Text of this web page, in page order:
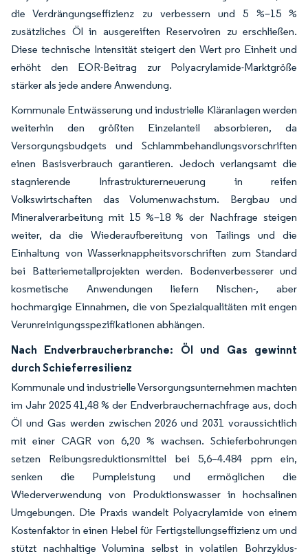
die Verdrängungseffizienz zu verbessern und 5 %–15 %
zusätzliches Öl in ausgereiften Reservoiren zu erschließen.
Diese technische Intensität steigert den Wert pro Einheit und
erhöht den EOR-Beitrag zur Polyacrylamide-Marktgröße
stärker als jede andere Anwendung.
Kommunale Entwässerung und industrielle Kläranlagen werden
weiterhin den größten Einzelanteil absorbieren, da
Versorgungsbudgets und Schlammbehandlungsvorschriften
einen Basisverbrauch garantieren. Jedoch verlangsamt die
stagnierende Infrastrukturerneuerung in reifen
Volkswirtschaften das Volumenwachstum. Bergbau und
Mineralverarbeitung mit 15 %–18 % der Nachfrage steigen
weiter, da die Wiederaufbereitung von Tailings und die
Einhaltung von Wasserknappheitsvorschriften zum Standard
bei Batteriemetallprojekten werden. Bodenverbesserer und
kosmetische Anwendungen liefern Nischen-, aber
hochmargige Einnahmen, die von Spezialqualitäten mit engen
Verunreinigungsspezifikationen abhängen.
Nach Endverbraucherbranche: Öl und Gas gewinnt
durch Schieferresilienz
Kommunale und industrielle Versorgungsunternehmen machten
im Jahr 2025 41,48 % der Endverbrauchernachfrage aus, doch
Öl und Gas werden zwischen 2026 und 2031 voraussichtlich
mit einer CAGR von 6,20 % wachsen. Schieferbohrungen
setzen Reibungsreduktionsmittel bei 5,6–4.484 ppm ein,
senken die Pumpleistung und ermöglichen die
Wiederverwendung von Produktionswasser in hochsalinen
Umgebungen. Die Praxis wandelt Polyacrylamide von einem
Kostenfaktor in einen Hebel für Fertigstellungseffizienz um und
stützt nachhaltige Volumina selbst in volatilen Bohrzyklus-